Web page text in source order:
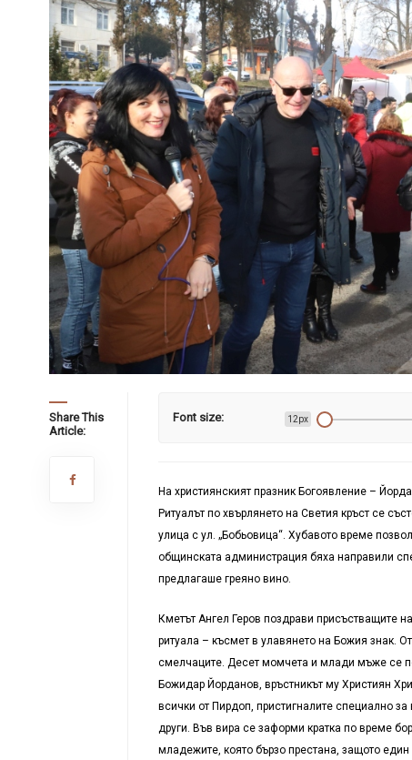
Share This
Article:
Font size: 12px
На християнският празник Богоявление –
Ритуалът по хвърлянето на Светия кръст се
улица с ул. „Бобьовица“. Хубавото време
общинската администрация бяха направили
предлагаше греяно вино.
Кметът Ангел Геров поздрави присъстващите
ритуала – късмет в улавянето на Божия знак.
смелчаците. Десет момчета и млади мъже се
Божидар Йорданов, връстникът му Християн
всички от Пирдоп, пристигналите специално
други. Във вира се заформи кратка по време
младежите, която бързо престана, защото един